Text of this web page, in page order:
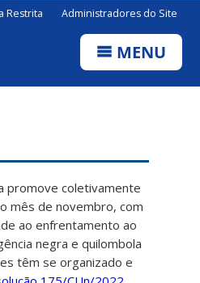
Restrita Administradores do Site
MENU
promove coletivamente
mês de novembro, com
ao enfrentamento ao
negra e quilombola
têm se organizado e